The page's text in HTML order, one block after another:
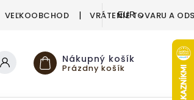
VEĽKOOBCHOD VRÁTENIE TOVARU A
EUR
Nákupný košík
Prázdny košík